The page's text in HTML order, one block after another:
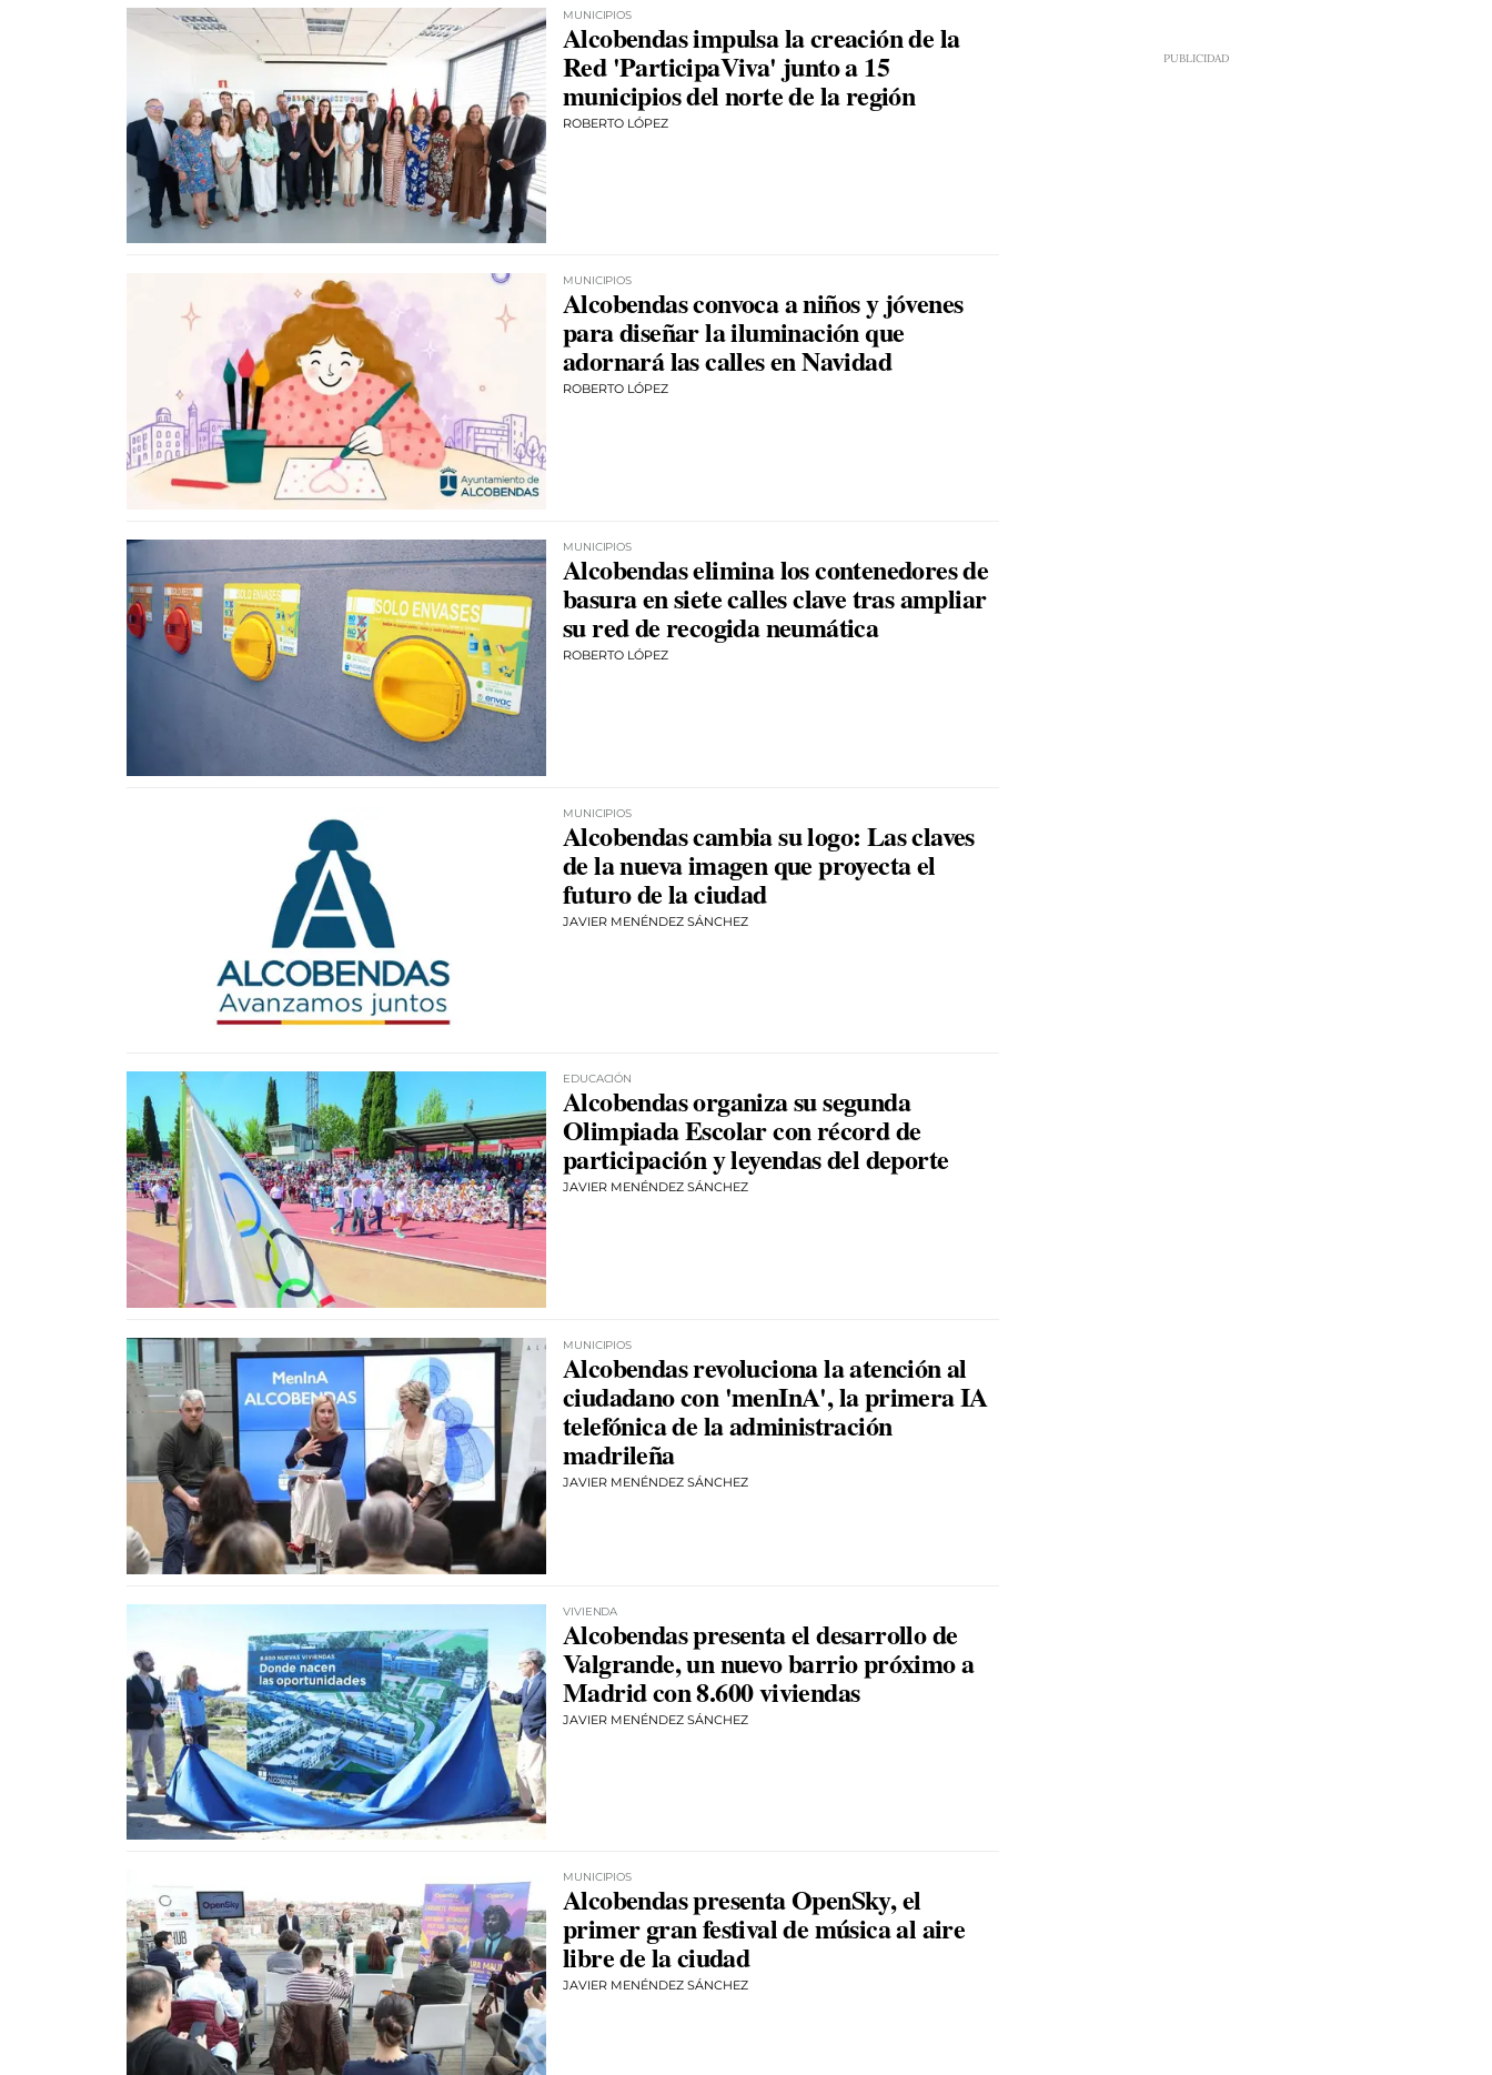
MUNICIPIOS
Alcobendas impulsa la creación de la
Red 'ParticipaViva' junto a 15
municipios del norte de la región
ROBERTO LÓPEZ
MUNICIPIOS
Alcobendas convoca a niños y jóvenes
para diseñar la iluminación que
adornará las calles en Navidad
ROBERTO LÓPEZ
MUNICIPIOS
Alcobendas elimina los contenedores de
basura en siete calles clave tras ampliar
su red de recogida neumática
ROBERTO LÓPEZ
MUNICIPIOS
Alcobendas cambia su logo: Las claves
de la nueva imagen que proyecta el
futuro de la ciudad
JAVIER MENÉNDEZ SÁNCHEZ
EDUCACIÓN
Alcobendas organiza su segunda
Olimpiada Escolar con récord de
participación y leyendas del deporte
JAVIER MENÉNDEZ SÁNCHEZ
MUNICIPIOS
Alcobendas revoluciona la atención al
ciudadano con 'menInA', la primera IA
telefónica de la administración
madrileña
JAVIER MENÉNDEZ SÁNCHEZ
VIVIENDA
Alcobendas presenta el desarrollo de
Valgrande, un nuevo barrio próximo a
Madrid con 8.600 viviendas
JAVIER MENÉNDEZ SÁNCHEZ
MUNICIPIOS
Alcobendas presenta OpenSky, el
primer gran festival de música al aire
libre de la ciudad
JAVIER MENÉNDEZ SÁNCHEZ